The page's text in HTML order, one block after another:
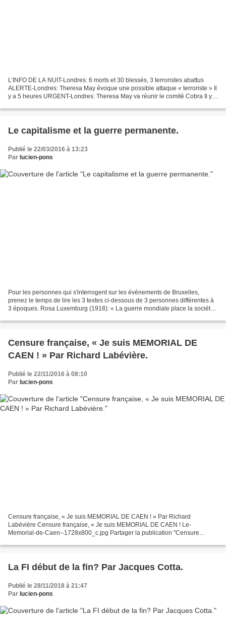
L’INFO DE LA NUIT-Londres: 6 morts et 30 blessés, 3 terroristes abattus
ALERTE-Londres: Theresa May évoque une possible attaque « terroriste » Il
y a 5 heures URGENT-Londres: Theresa May va réunir le comité Cobra Il y a
Le capitalisme et la guerre permanente.
Publié le 22/03/2016 à 13:23
Par lucien-pons
Pour les personnes qui s'interrogent sur les événements de Bruxelles,
prenez le temps de lire les 3 textes ci-dessous de 3 personnes différentes à
3 époques. Rosa Luxemburg (1918): « La guerre mondiale place la société
Censure française, « Je suis MEMORIAL DE
CAEN ! » Par Richard Labévière.
Publié le 22/11/2016 à 08:10
Par lucien-pons
Censure française, « Je suis MEMORIAL DE CAEN ! » Par Richard
Labévière Censure française, « Je suis MEMORIAL DE CAEN ! Le-
Memorial-de-Caen--1728x800_c.jpg Partager la publication "Censure
La FI début de la fin? Par Jacques Cotta.
Publié le 28/11/2018 à 21:47
Par lucien-pons